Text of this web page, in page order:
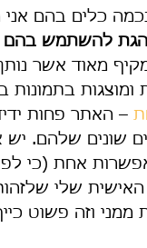
כלים בהם
להשתמש בהם
מאוד אשר
ומוצגות
– האתר פחות
שונים שלהם. יש
אחת (כי
האישית שלי
וזה פשוט